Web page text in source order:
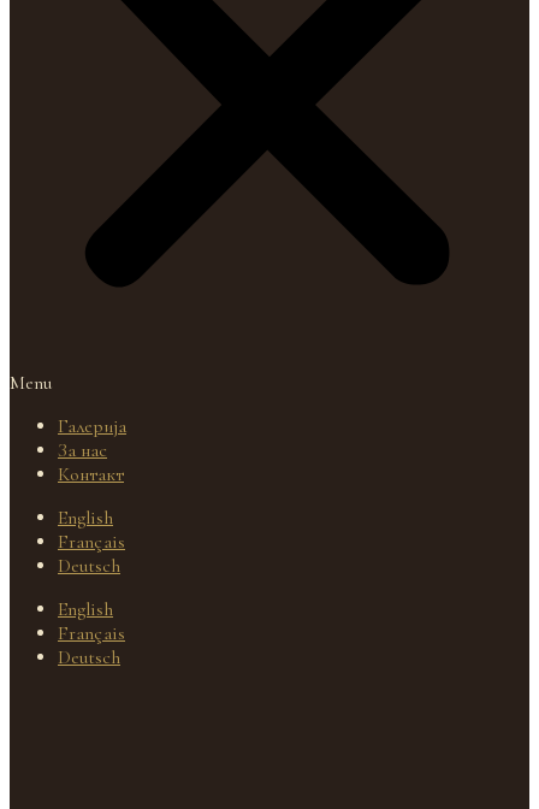
Menu
Галерија
За нас
Контакт
English
Français
Deutsch
English
Français
Deutsch